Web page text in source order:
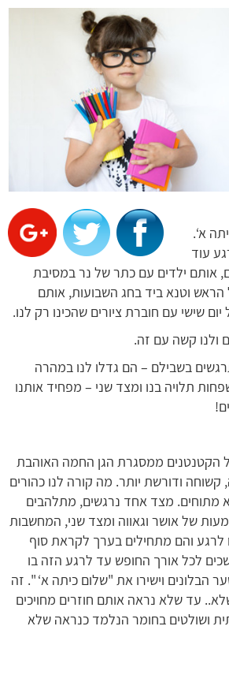
א‘.
עוד
אותם ילדים עם כתר של נר במסיבת
הראש וטנא ביד בחג השבועות, אותם
שישי עם חוברת ציורים שהכינו רק לנו.
ולנו קשה עם זה.
בשבילם – הם גדלו לנו במהרה
תלויה בנו ומצד שני – מפחיד אותנו
הקטנטנים ממסגרת הגן החמה האוהבת
ודורשת יותר. מה קורה לנו כהורים
מתוחים. מצד אחד נרגשים, מתלהבים
של אושר וגאווה ומצד שני, המחשבות
לרגע והם מתחילים בערך לקראת סוף
לכל אורך החופש עד לרגע הזה בו
הבלונים וישירו את "שלום כיתה א‘ ". זה
עד שלא נראה אותם חוזרים מחויכים
ושולטים בחומר הנלמד כנראה שלא